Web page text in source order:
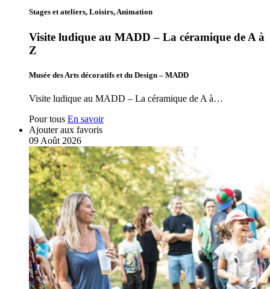
Stages et ateliers, Loisirs, Animation
Visite ludique au MADD – La céramique de A à
Z
Musée des Arts décoratifs et du Design – MADD
Visite ludique au MADD – La céramique de A à…
Pour tous En savoir
Ajouter aux favoris
09 Août 2026